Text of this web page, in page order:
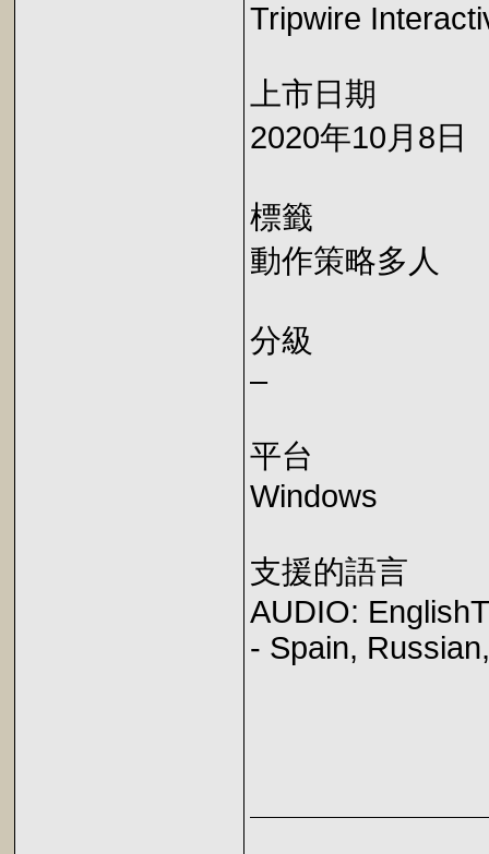
Tripwire
上市日期
2020年10月8日
標籤
動作策略多人
分級
–
平台
Windows
支援的語言
AUDIO:
- Spain,